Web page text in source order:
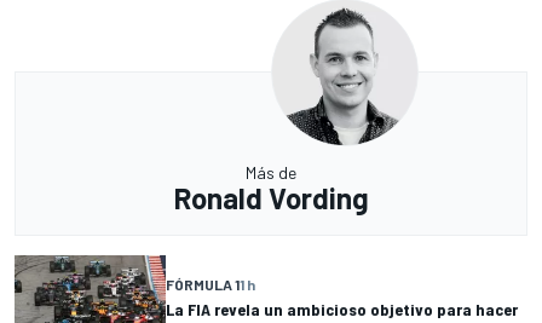
Más de
Ronald Vording
FÓRMULA 11 h
La FIA revela un ambicioso objetivo para hacer